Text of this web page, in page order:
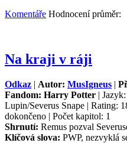
Komentáře Hodnocení
Na kraji v ráji
Odkaz | Autor: MusIgneus |
Fandom: Harry Potter |
Lupin/Severus Snape | Rating:
dokončeno | Počet kapitol: 1
Shrnutí: Remus pozval
Klíčová slova: PWP, nezvyklá